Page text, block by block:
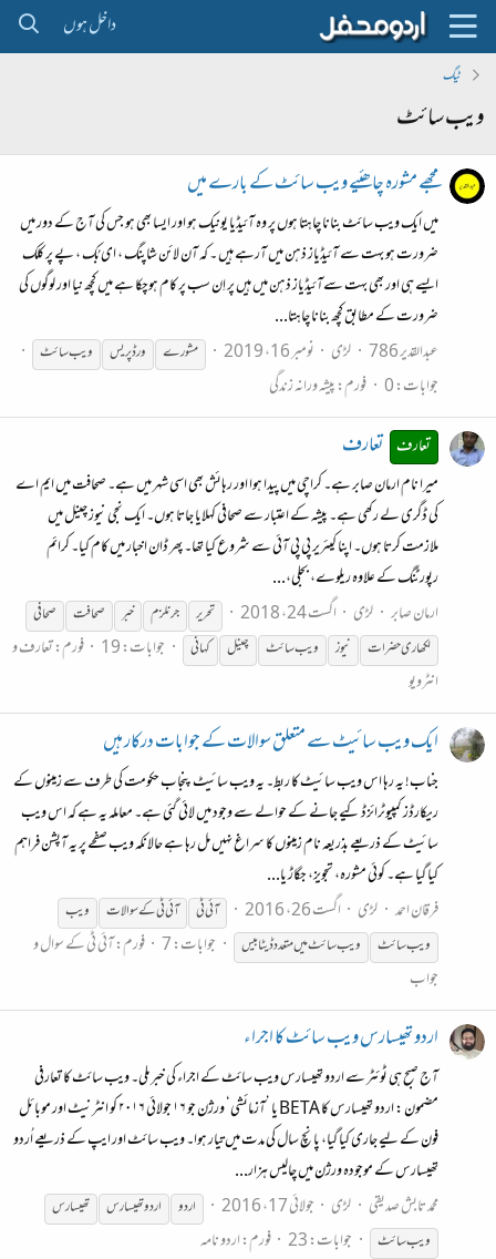
داخل ہوں
ٹیگ
ویب سائٹ
مجھے مشورہ چاھئیے ویب سائٹ کے بارے میں
میں ایک ویب سائٹ بنانا چاہتا ہوں پر وہ آئیڈیا یونیک ہو اور ایسا بھی ہو جس کی آج کے دور میں
ضرورت ہو بہت سے آئیڈیاز ذہن میں آرہے ہیں ۔ کہ آن لائن شاپنگ ، ای بُک ، پے پر کلک
ایسے ہی اور بھی بہت سےآئیڈیاز ذہن میں ہیں پر اِن سب پر کام ہوچکا ہے میں کچھ نیا اور لوگوں کی
ضرورت کے مطابق کچھ بنانا چاہتا...
عبدالقدیر 786
لڑی نومبر 16، 2019 مشورے ورڈ پریس ویبسائٹ
جوابات: 0 فورم:پیشہ ورانہ زندگی
تعارف تعارف
میرا نام ارمان صابر ہے۔ کراچی میں پیدا ہوا اور رہائش بھی اسی شہر میں ہے۔ صحافت میں ایم اے
کی ڈگری لے رکھی ہے۔ پیشہ کے اعتبار سے صحافی کہلایا جاتا ہوں۔ ایک نجی نیوز چینل میں
ملازمت کرتا ہوں۔ اپنا کیئریر پی پی آئی سے شروع کیا تھا۔ پھر ڈان اخبار میں کام کیا۔ کرائم
رپورٹنگ کے علاوہ ریلوے، بجلی،...
ارمان صابر لڑی اگست 24، 2018 تحریر جرنلزم خبر صحافت
صحافی
لکھاری حضرات
نیوز ویبسائٹ چینل کہانی جوابات: 19 فورم:تعارف و
انٹرویو
ایک ویب سائیٹ سے متعلق سوالات کے جوابات درکار ہیں
جناب! یہ رہا اس ویب سائیٹ کا ربط۔ یہ ویب سائیٹ پنجاب حکومت کی طرف سے زمینوں کے
ریکارڈز کمپیوٹرائزڈ کیے جانے کے حوالے سے وجود میں لائی گئی ہے۔ معاملہ یہ ہے کہ اس ویب
سائیٹ کے ذریعے بذریعہ نام زمینوں کا سراغ نہیں مل رہا ہے حالانکہ ویب صفحے پر یہ آپشن فراہم
کیا گیا ہے۔ کوئی مشورہ، تجویز، جگاڑ یا...
فرقان احمد لڑی اگست 26، 2016 آئی ٹی آئی ٹی کے سوالات
ویب
ویبسائٹ ویبسائٹمیں متعدد ڈیٹا بیس جوابات: 7 فورم:آئی ٹی کے سوال و
جواب
اردو تھیسارس ویب سائٹ کا اجراء
آج صبح ہی ٹوئٹر سے اردو تھیسارس ویب سائٹ کے اجراء کی خبر ملی۔ ویب سائٹ کا تعارفی
مضمون : اردو تھیسارس کا BETA یا ’آزمائشی‘ ورژن جو ۱۶ جولائی ۲۰۱۶ کو انٹرنیٹ اور موبائل
فون کے لیے جاری کیا گیا، پانچ سال کی مدت میں تیار ہوا۔ ویب سائٹ اور ایپ کے ذریعے اُردو
تھیسارس کے موجودہ ورژن میں چالیس ہزار...
محمد تابش صدیقی
لڑی جولائی 17، 2016 اردو اردو تھیسارس
تھیسارس
ویبسائٹ جوابات: 23 فورم:اردو نامہ